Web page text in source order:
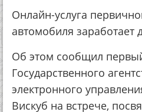
Онлайн-услуга
автомобиля заработает
Об этом сообщил
Государственного
электронного
Вискуб на встрече,